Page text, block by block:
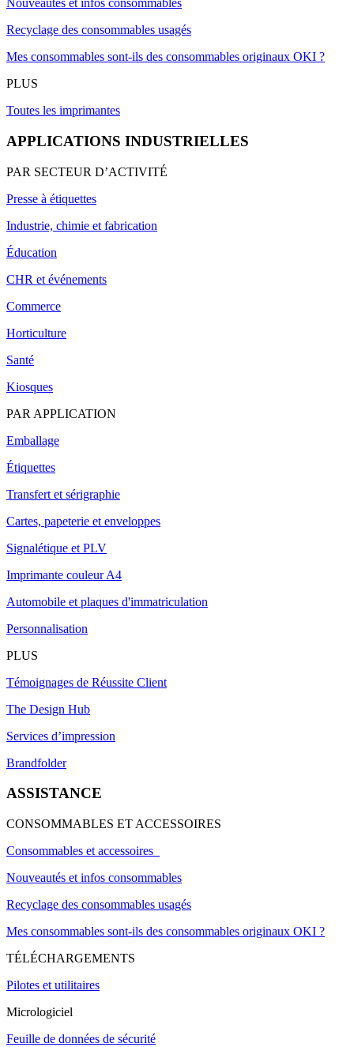
Nouveautés et infos consommables
Recyclage des consommables usagés
Mes consommables sont-ils des consommables originaux OKI ?
PLUS
Toutes les imprimantes
APPLICATIONS INDUSTRIELLES
PAR SECTEUR D’ACTIVITÉ
Presse à étiquettes
Industrie, chimie et fabrication
Éducation
CHR et événements
Commerce
Horticulture
Santé
Kiosques
PAR APPLICATION
Emballage
Étiquettes
Transfert et sérigraphie
Cartes, papeterie et enveloppes
Signalétique et PLV
Imprimante couleur A4
Automobile et plaques d'immatriculation
Personnalisation
PLUS
Témoignages de Réussite Client
The Design Hub
Services d’impression
Brandfolder
ASSISTANCE
CONSOMMABLES ET ACCESSOIRES
Consommables et accessoires
Nouveautés et infos consommables
Recyclage des consommables usagés
Mes consommables sont-ils des consommables originaux OKI ?
TÉLÉCHARGEMENTS
Pilotes et utilitaires
Micrologiciel
Feuille de données de sécurité